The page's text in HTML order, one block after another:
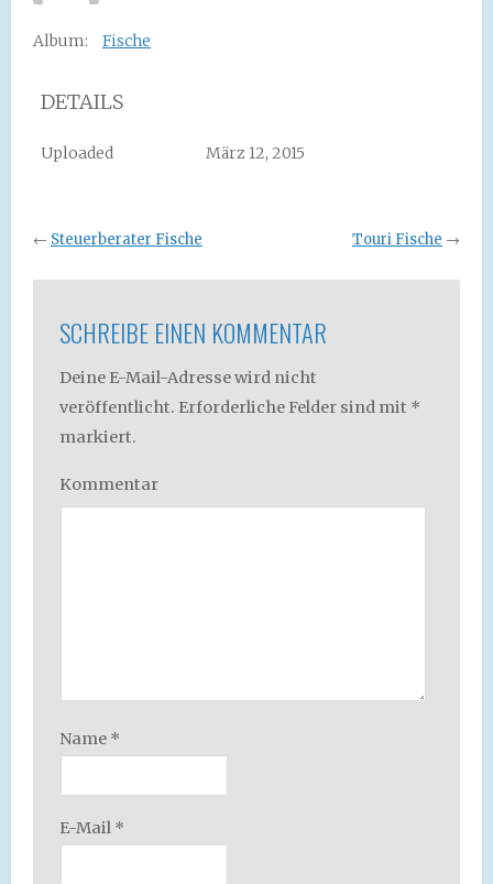
Album: Fische
DETAILS
Uploaded März 12, 2015
← Steuerberater Fische Touri Fische →
SCHREIBE EINEN KOMMENTAR
Deine E-Mail-Adresse wird nicht
veröffentlicht. Erforderliche Felder sind mit *
markiert.
Kommentar
Name *
E-Mail *